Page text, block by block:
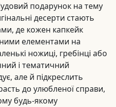
подарунок на тему
десерти стають
де кожен капкейк
елементами на
ножиці, гребінці або
і тематичний
але й підкреслить
до улюбленої справи,
будь-якому